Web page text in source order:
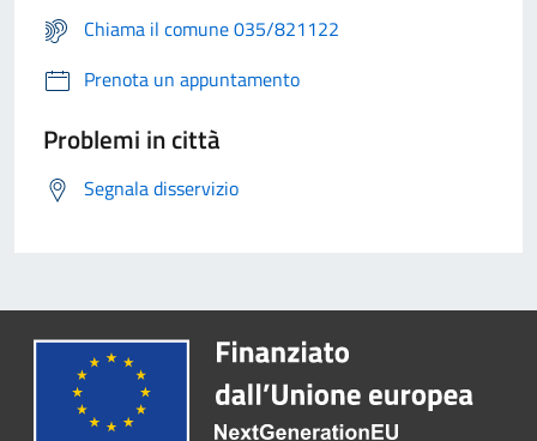
Chiama il comune 035/821122
Prenota un appuntamento
Problemi in città
Segnala disservizio